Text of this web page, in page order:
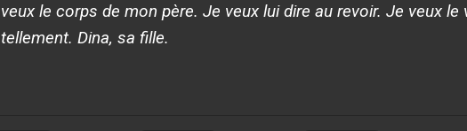
veux le corps de mon père. Je veux lui dire au revoir. Je veux le
tellement. Dina, sa fille.